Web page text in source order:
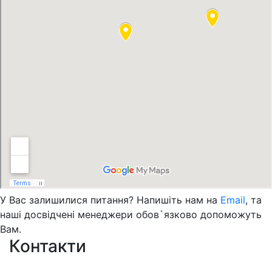
У Вас залишилися питання? Напишіть нам на Email, та
наші досвідчені менеджери обов`язково допоможуть
Вам.
Контакти